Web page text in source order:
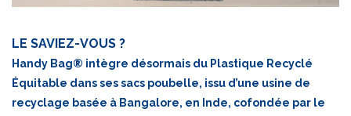
LE SAVIEZ-VOUS ?
Handy Bag® intègre désormais du Plastique Recyclé
Équitable dans ses sacs poubelle, issu d’une usine de
recyclage basée à Bangalore, en Inde, cofondée par le